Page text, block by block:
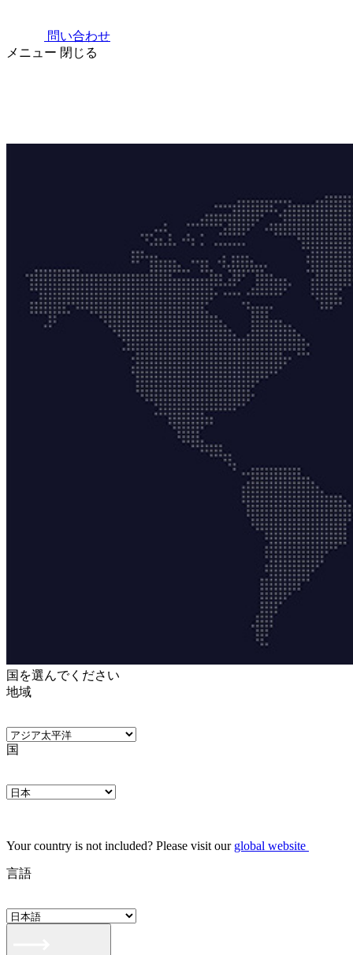
問い合わせ
メニュー 閉じる
国を選んでください
地域
国
Your country is not included? Please visit our global website
言語